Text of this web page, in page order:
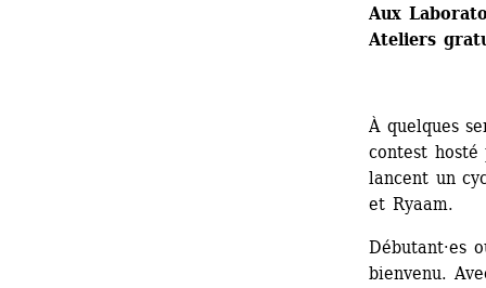
Aux
Ateliers
À quelques
contest
lancent un
et Ryaam.
Débutant·es
bienvenu.